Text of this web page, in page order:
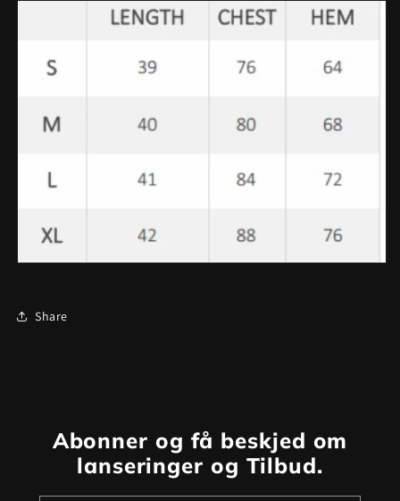
Share
Abonner og få beskjed om
lanseringer og Tilbud.